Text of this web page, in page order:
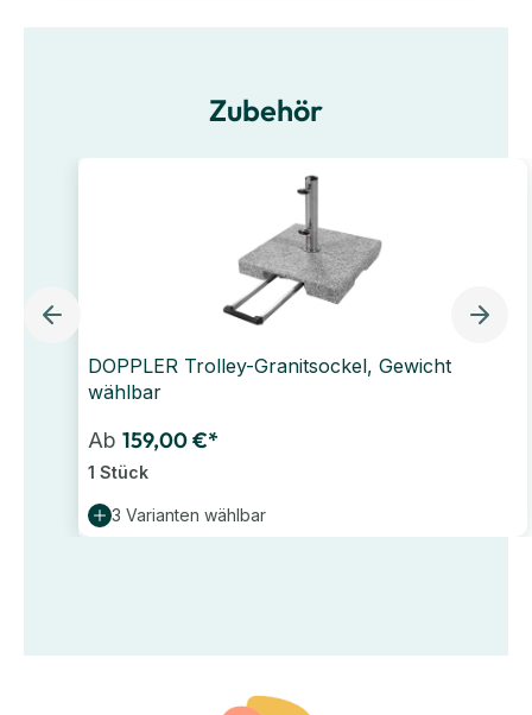
Zubehör
DOPPLER Trolley-Granitsockel, Gewicht
wählbar
Ab 159,00 €*
1 Stück
3 Varianten wählbar